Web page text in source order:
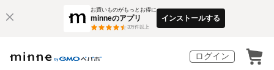
お買いものがもっとお得に
minneのアプリ
3万件以上
インストールする
ログイン